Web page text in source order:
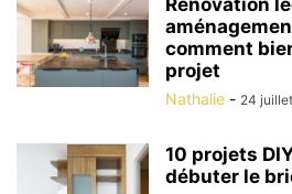
Rénovation
comment
projet
Nathalie - 24
10 projets
débuter le